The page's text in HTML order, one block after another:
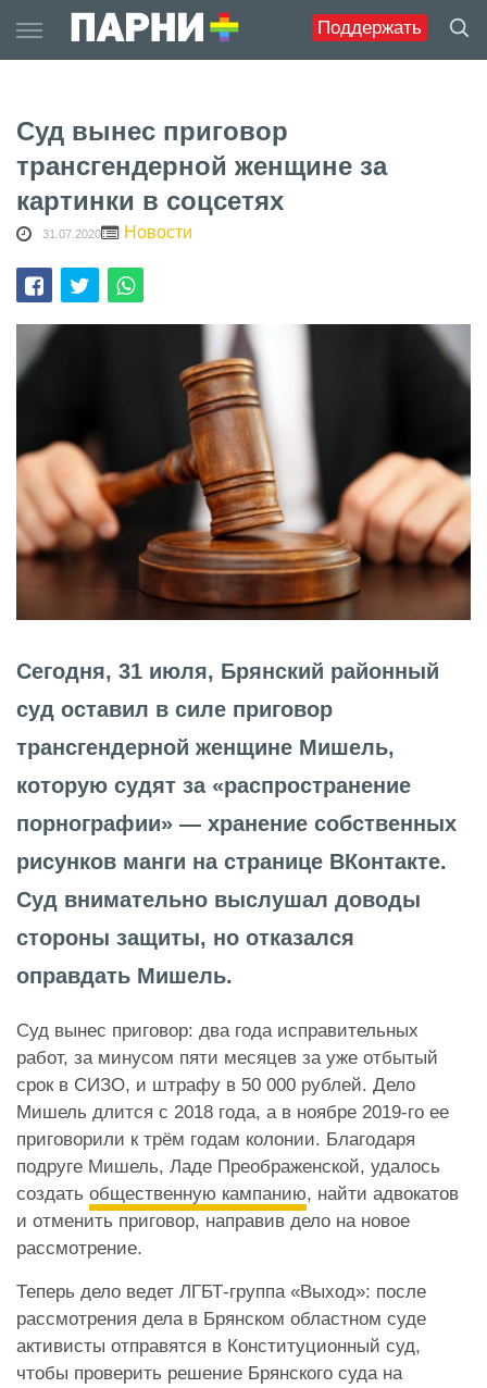
Поддержать
to
content
Суд вынес приговор
трансгендерной женщине за
картинки в соцсетях
31.07.2020 Новости
Сегодня, 31 июля, Брянский районный
суд оставил в силе приговор
трансгендерной женщине Мишель,
которую судят за «распространение
порнографии» — хранение собственных
рисунков манги на странице ВКонтакте.
Суд внимательно выслушал доводы
стороны защиты, но отказался
оправдать Мишель.
Суд вынес приговор: два года исправительных
работ, за минусом пяти месяцев за уже отбытый
срок в СИЗО, и штрафу в 50 000 рублей. Дело
Мишель длится с 2018 года, а в ноябре 2019-го ее
приговорили к трём годам колонии. Благодаря
подруге Мишель, Ладе Преображенской, удалось
создать общественную кампанию, найти адвокатов
и отменить приговор, направив дело на новое
рассмотрение.
Теперь дело ведет ЛГБТ-группа «Выход»: после
рассмотрения дела в Брянском областном суде
активисты отправятся в Конституционный суд,
чтобы проверить решение Брянского суда на